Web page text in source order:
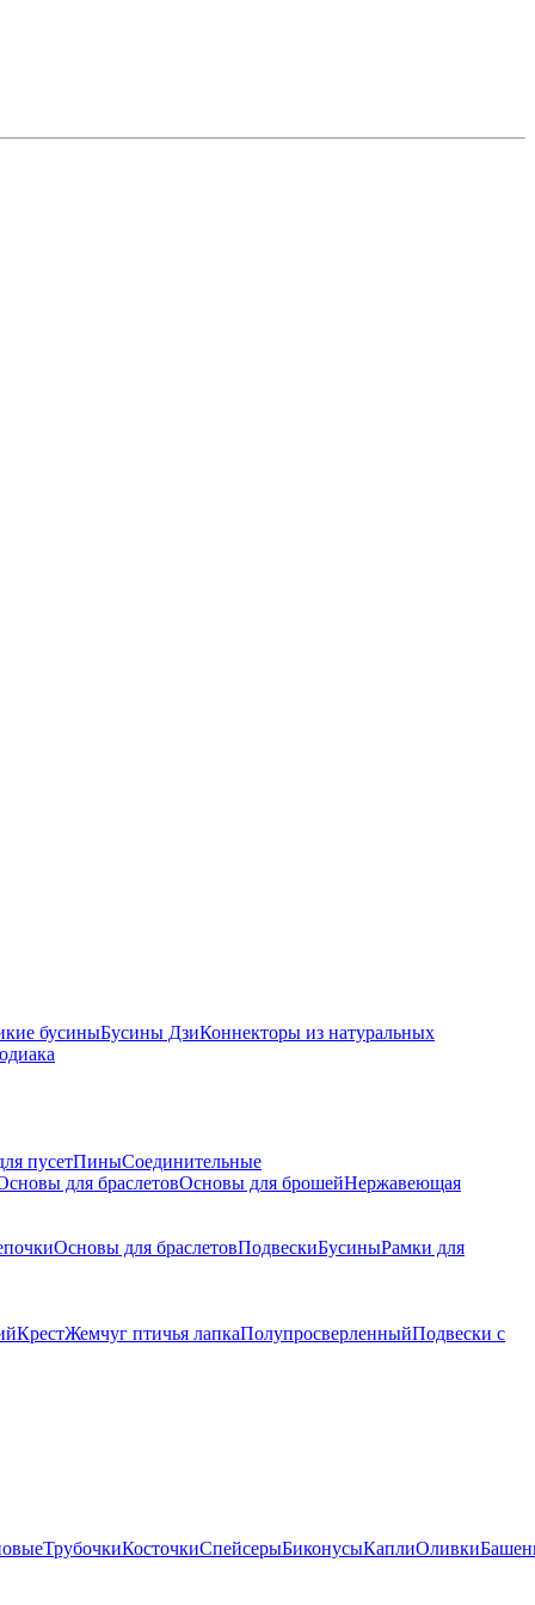
бусиныБусины ДзиКоннекторы из натуральных
пусетПиныСоединительные
для браслетовОсновы для брошейНержавеющая
Основы для браслетовПодвескиБусиныРамки для
КрестЖемчуг птичья лапкаПолупросверленныйПодвески с
ТрубочкиКосточкиСпейсерыБиконусыКаплиОливки